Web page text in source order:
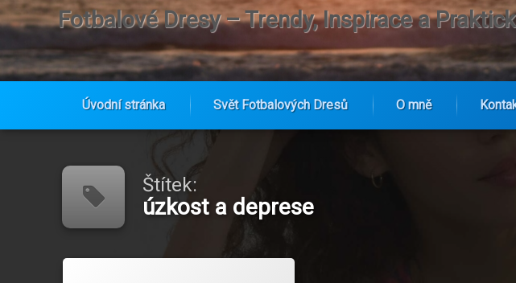
Fotbalové Dresy – Trendy, Inspirace a
Úvodní stránka Svět Fotbalových Dresů O mně
Štítek:
úzkost a deprese